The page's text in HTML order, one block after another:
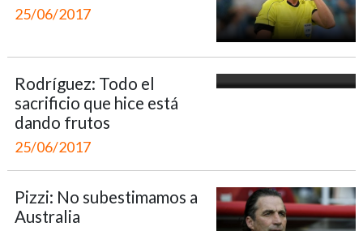
25/06/2017
Rodríguez: Todo el
sacrificio que hice está
dando frutos
25/06/2017
Pizzi: No subestimamos a
Australia